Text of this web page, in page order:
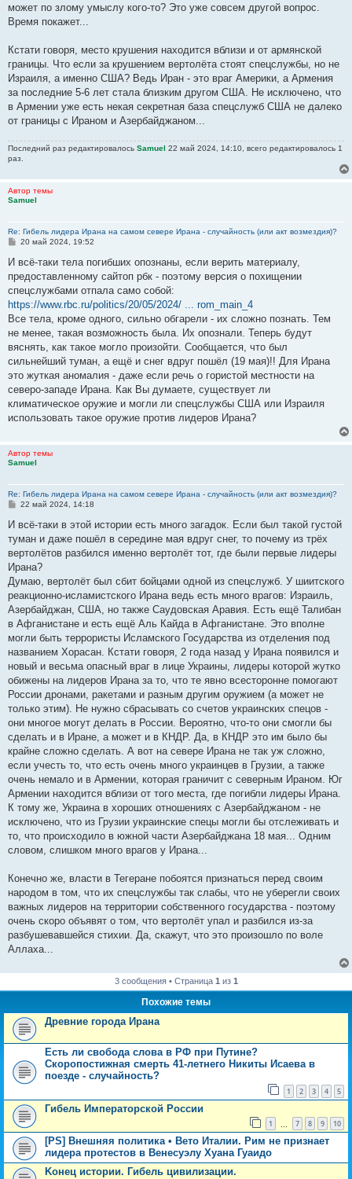
может по злому умыслу кого-то? Это уже совсем другой вопрос.
Время покажет...
Кстати говоря, место крушения находится вблизи и от армянской
границы. Что если за крушением вертолёта стоят спецслужбы, но не
Израиля, а именно США? Ведь Иран - это враг Америки, а Армения
за последние 5-6 лет стала близким другом США. Не исключено, что
в Армении уже есть некая секретная база спецслужб США не далеко
от границы с Ираном и Азербайджаном...
Последний раз редактировалось Samuel 22 май 2024, 14:10, всего редактировалось 1
раз.
Автор темы
Samuel
Re: Гибель лидера Ирана на самом севере Ирана - случайность (или акт возмездия)?
С
о
щ
е
и
е
20 май 2024, 19:52
И всё-таки тела погибших опознаны, если верить материалу,
предоставленному сайтоп рбк - поэтому версия о похищении
спецслужбами отпала само собой:
https://www.rbc.ru/politics/20/05/2024/ ... rom_main_4
Все тела, кроме одного, сильно обгарели - их сложно познать. Тем
не менее, такая возможность была. Их опознали. Теперь будут
вяснять, как такое могло произойти. Сообщается, что был
сильнейший туман, а ещё и снег вдруг пошёл (19 мая)!! Для Ирана
это жуткая аномалия - даже если речь о гористой местности на
северо-западе Ирана. Как Вы думаете, существует ли
климатическое оружие и могли ли спецслужбы США или Израиля
использовать такое оружие против лидеров Ирана?
Автор темы
Samuel
Re: Гибель лидера Ирана на самом севере Ирана - случайность (или акт возмездия)?
С
о
щ
е
н
и
е
22 май 2024, 14:18
И всё-таки в этой истории есть много загадок. Если был такой густой
туман и даже пошёл в середине мая вдруг снег, то почему из трёх
вертолётов разбился именно вертолёт тот, где были первые лидеры
Ирана?
Думаю, вертолёт был сбит бойцами одной из спецслужб. У шиитского
реакционно-исламистского Ирана ведь есть много врагов: Израиль,
Азербайджан, США, но также Саудовская Аравия. Есть ещё Талибан
в Афганистане и есть ещё Аль Кайда в Афганистане. Это вполне
могли быть террористы Исламского Государства из отделения под
названием Хорасан. Кстати говоря, 2 года назад у Ирана появился и
новый и весьма опасный враг в лице Украины, лидеры которой жутко
обижены на лидеров Ирана за то, что те явно всесторонне помогают
России дронами, ракетами и разным другим оружием (а может не
только этим). Не нужно сбрасывать со счетов украинских спецов -
они многое могут делать в России. Вероятно, что-то они смогли бы
сделать и в Иране, а может и в КНДР. Да, в КНДР это им было бы
крайне сложно сделать. А вот на севере Ирана не так уж сложно,
если учесть то, что есть очень много украинцев в Грузии, а также
очень немало и в Армении, которая граничит с северным Ираном. Юг
Армении находится вблизи от того места, где погибли лидеры Ирана.
К тому же, Украина в хороших отношениях с Азербайджаном - не
исключено, что из Грузии украинские спецы могли бы отслеживать и
то, что происходило в южной части Азербайджана 18 мая... Одним
словом, слишком много врагов у Ирана...
Конечно же, власти в Тегеране побоятся признаться перед своим
народом в том, что их спецслужбы так слабы, что не уберегли своих
важных лидеров на территории собственного государства - поэтому
очень скоро объявят о том, что вертолёт упал и разбился из-за
разбушевавшейся стихии. Да, скажут, что это произошло по воле
Аллаха...
3 сообщения • Страница 1 из 1
Похожие темы
Древние города Ирана
Есть ли свобода слова в РФ при Путине?
Скоропостижная смерть 41-летнего Никиты Исаева в
поезде - случайность?
1 2 3 4 5
Гибель Императорской России
1 7 8 9 10
[PS] Внешняя политика • Вето Италии. Рим не признает
лидера протестов в Венесуэлу Хуана Гуаидо
Koнец истории. Гибель цивилизации.